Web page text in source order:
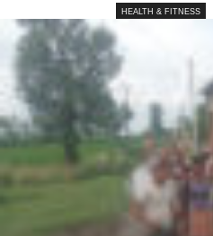
HEALTH & FITNESS